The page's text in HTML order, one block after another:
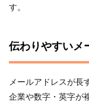
す。
伝わりやすいメ
メールアドレスが長
企業や数字・英字が